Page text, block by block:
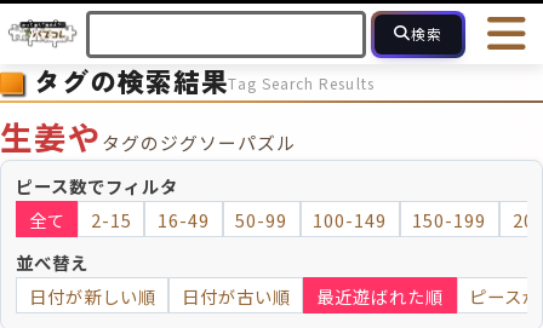
検索
HOME 会員登録
ヘルプ
最近投稿され
ピース数 2～15 16～49 50～99 100
モザイク モザイクのみ
タグの検索結果Tag Search Results
生姜やタグのジグソーパズル
ピース数でフィルタ
全て
2-15 16-49 50-99 100-149 150-199
並べ替え
日付が新しい順
日付が古い順 最近遊ばれた順 ピース